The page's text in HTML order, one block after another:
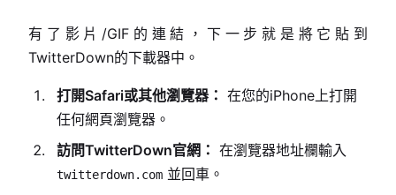
有了影片/GIF的連結，下一步就是將它貼到
TwitterDown的下載器中。
打開Safari或其他瀏覽器： 在您的iPhone上打開
任何網頁瀏覽器。
訪問TwitterDown官網： 在瀏覽器地址欄輸入
twitterdown.com 並回車。